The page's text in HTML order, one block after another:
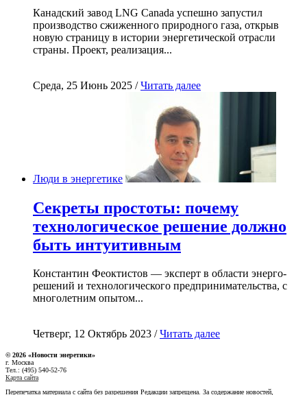
Канадский завод LNG Canada успешно запустил
производство сжиженного природного газа, открыв
новую страницу в истории энергетической отрасли
страны. Проект, реализация...
Среда, 25 Июнь 2025 /Читать далее
Люди в энергетике
Секреты простоты: почему
технологическое решение должно
быть интуитивным
Константин Феоктистов — эксперт в области энерго-
решений и технологического предпринимательства, с
многолетним опытом...
Четверг, 12 Октябрь 2023 /Читать далее
© 2026 «Новости энеретики»
г. Москва
Тел.: (495) 540-52-76
Карта сайта
Перепечатка материала с сайта без разрешения Редакции запрещена. За содержание новостей,